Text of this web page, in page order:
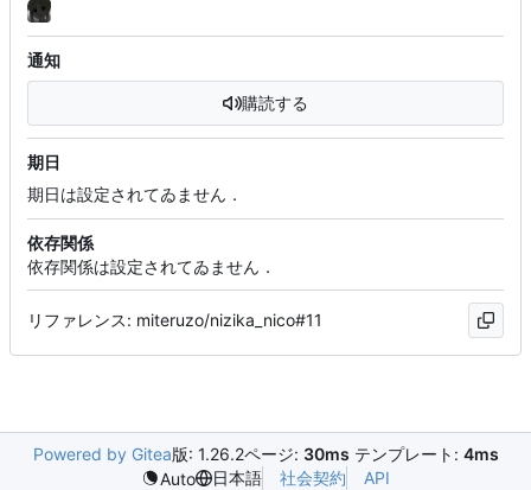
通知
購読する
期日
期日は設定されてゐません．
依存関係
依存関係は設定されてゐません．
リファレンス: miteruzo/nizika_nico#11
Powered by Gitea版: 1.26.2ページ: 30ms テンプレート: 4ms
Auto
日本語 社会契約 API